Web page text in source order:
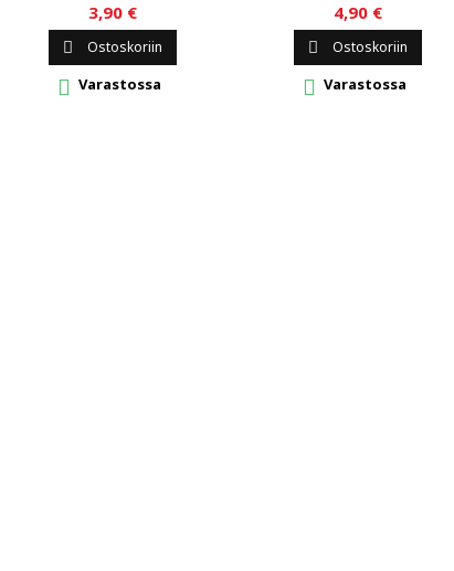
3,90 €
 Ostoskoriin
 Varastossa
4,90 €
 Ostoskoriin
 Varastossa